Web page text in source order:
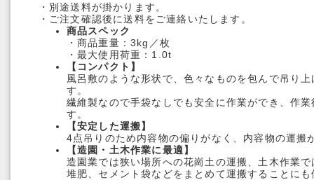
・別途送料が掛かります。
・ご注文確認後に送料をご連絡いたします。
商品スペック
・商品重量：3kg／枚
・最大使用荷重：1.0t
【コンパクト】
風呂敷のような形状で、色々なものを包んで吊り
す。
繊維製なので手袋なしでも安全に作業ができ、作
す。
【安定した運搬】
4点吊りのため内容物の偏りがなく、内容物の運搬
【造園・土木作業に最適】
造園業では狭い場所への花崗土の運搬、土木作業
堆肥、セメント袋などをまとめて運搬することに